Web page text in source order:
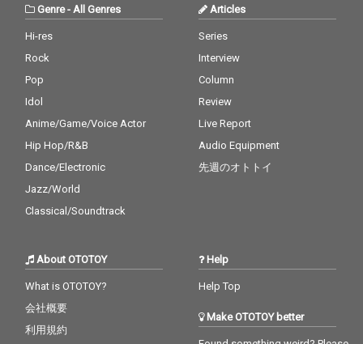
Genre-All Genres
Hi-res
Rock
Pop
Idol
Anime/Game/Voice Actor
Hip Hop/R&B
Dance/Electronic
Jazz/World
Classical/Soundtrack
Articles
Series
Interview
Column
Review
Live Report
Audio Equipment
先週のオトトイ
About OTOTOY
What is OTOTOY?
会社概要
利用規約
Help
Help Top
Make OTOTOY better